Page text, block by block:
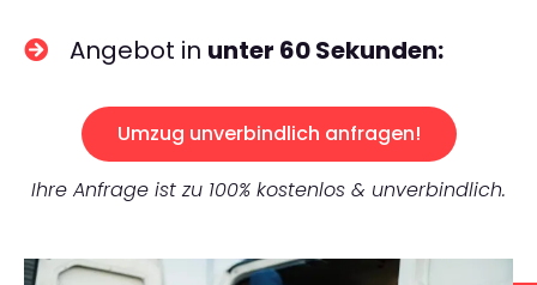
Angebot in unter 60 Sekunden:
Umzug unverbindlich anfragen!
Ihre Anfrage ist zu 100% kostenlos & unverbindlich.